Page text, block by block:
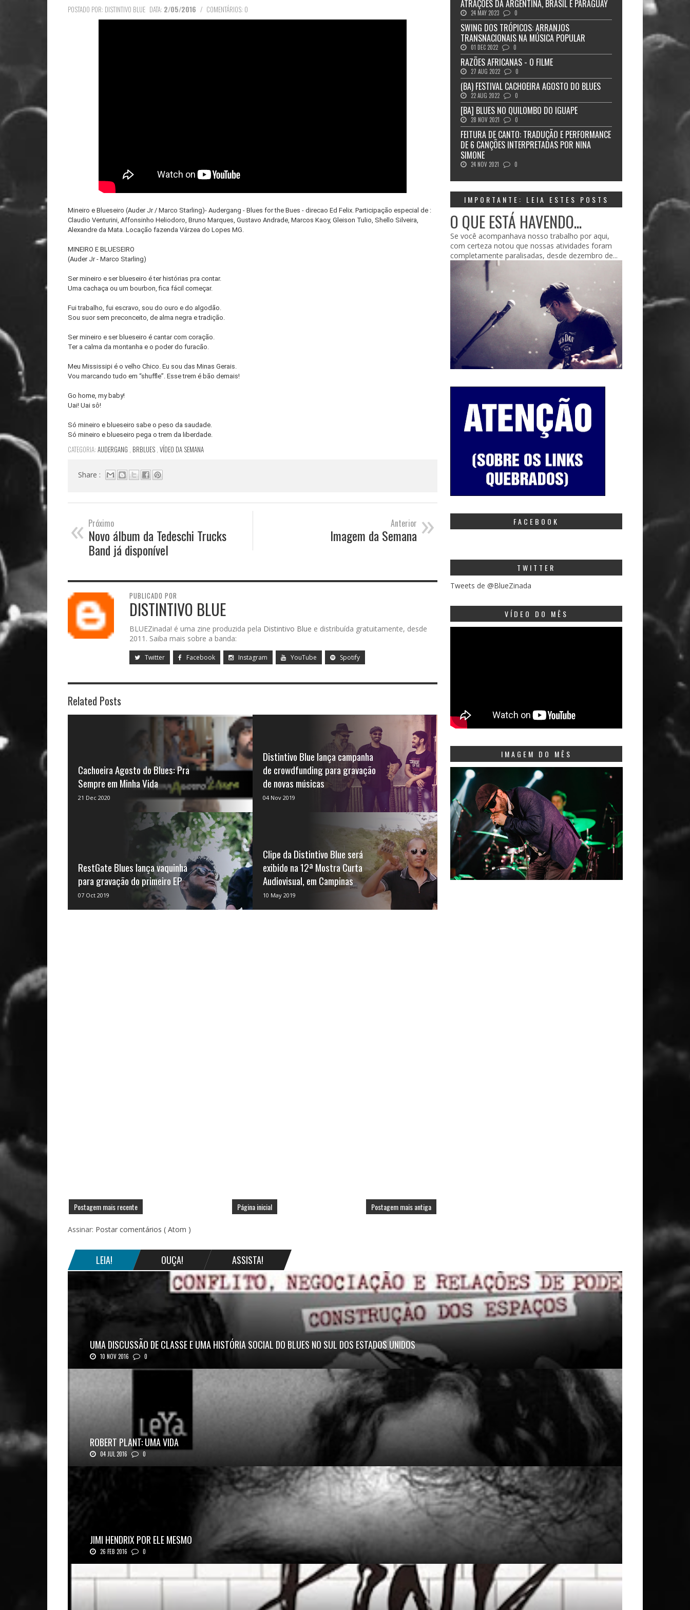
POSTADO POR: DISTINTIVO BLUE DATA: 2/05/2016 / COMENTÁRIOS: 0
Mineiro e Blueseiro (Auder Jr / Marco Starling)- Audergang - Blues for the Bues - direcao Ed Felix. Participação especial de :
Claudio Venturini, Affonsinho Heliodoro, Bruno Marques, Gustavo Andrade, Marcos Kaoy, Gleison Tulio, Shello Silveira,
Alexandre da Mata. Locação fazenda Várzea do Lopes MG.
MINEIRO E BLUESEIRO
(Auder Jr - Marco Starling)
Ser mineiro e ser blueseiro é ter histórias pra contar.
Uma cachaça ou um bourbon, fica fácil começar.
Fui trabalho, fui escravo, sou do ouro e do algodão.
Sou suor sem preconceito, de alma negra e tradição.
Ser mineiro e ser blueseiro é cantar com coração.
Ter a calma da montanha e o poder do furacão.
Meu Mississipi é o velho Chico. Eu sou das Minas Gerais.
Vou marcando tudo em “shuffle”. Esse trem é bão demais!
Go home, my baby!
Uai! Uai sô!
Só mineiro e blueseiro sabe o peso da saudade.
Só mineiro e blueseiro pega o trem da liberdade.
CATEGORIA: AUDERGANG , BRBLUES , VÍDEO DA SEMANA
Share :
« Próximo
Novo álbum da Tedeschi Trucks
Band já disponível
»
Anterior
Imagem da Semana
PUBLICADO POR
DISTINTIVO BLUE
BLUEZinada! é uma zine produzida pela Distintivo Blue e distribuída gratuitamente, desde
2011. Saiba mais sobre a banda:
Twitter Facebook Instagram YouTube Spotify
Related Posts
Cachoeira Agosto do Blues: Pra
Sempre em Minha Vida
O Mississippi um dia desaguou na
BahiaDesde 2016 o Festival Cachoeira
Agosto do Blues celebra anualm...
21 Dec 2020
Distintivo Blue lança campanha
de crowdfunding para gravação
de novas músicas
A Distintivo Blue vai entrar em estúdio
pode fazer parte de ...
04 Nov 2019
RestGate Blues lança vaquinha
para gravação do primeiro EP
A RestGate Blues é uma das principais
bandasde blues da Bahia — Foto:
Divulgação A banda RestGat...
07 Oct 2019
Clipe da Distintivo Blue será
exibido na 12ª Mostra Curta
Audiovisual, em Campinas
O clipe de "Ame a Solidão", da Distintivo
Blue, continua circulando: desta vez, será
exibido ...
10 May 2019
Postagem mais recente Postagem mais antiga
Página inicial
Assinar: Postar comentários ( Atom )
ATRAÇÕES DA ARGENTINA, BRASIL E PARAGUAY
24 MAY 2023 0
SWING DOS TRÓPICOS: ARRANJOS
TRANSNACIONAIS NA MÚSICA POPULAR
01 DEC 2022 0
RAZÕES AFRICANAS - O FILME
27 AUG 2022 0
(BA) FESTIVAL CACHOEIRA AGOSTO DO BLUES
22 AUG 2022 0
[BA] BLUES NO QUILOMBO DO IGUAPE
28 NOV 2021 0
FEITURA DE CANTO: TRADUÇÃO E PERFORMANCE
DE 6 CANÇÕES INTERPRETADAS POR NINA
SIMONE
24 NOV 2021 0
IMPORTANTE: LEIA ESTES POSTS
O QUE ESTÁ HAVENDO...
Se você acompanhava nosso trabalho por aqui,
com certeza notou que nossas atividades foram
completamente paralisadas, desde dezembro de...
FACEBOOK
TWITTER
Tweets de @BlueZinada
VÍDEO DO MÊS
IMAGEM DO MÊS
LEIA! OUÇA! ASSISTA!
UMA DISCUSSÃO DE CLASSE E UMA HISTÓRIA SOCIAL DO BLUES NO SUL DOS ESTADOS UNIDOS
10 NOV 2016 0
ROBERT PLANT: UMA VIDA
04 JUL 2016 0
JIMI HENDRIX POR ELE MESMO
26 FEB 2016 0